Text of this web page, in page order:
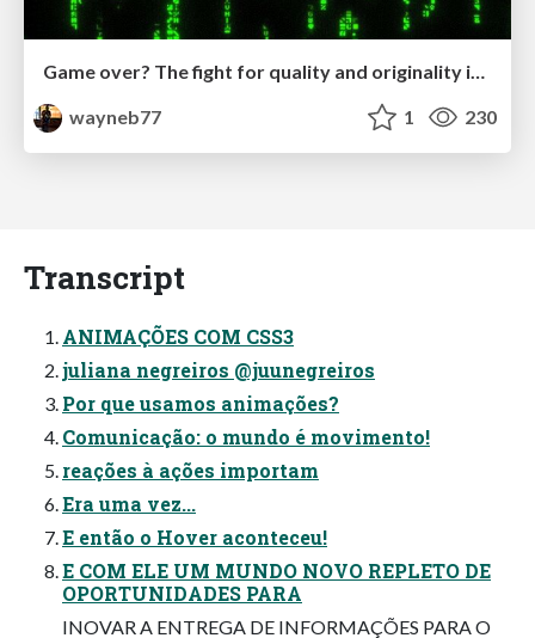
wayneb77
1 230
Transcript
ANIMAÇÕES COM CSS3
juliana negreiros @juunegreiros
Por que usamos animações?
Comunicação: o mundo é movimento!
reações à ações importam
Era uma vez...
E então o Hover aconteceu!
E COM ELE UM MUNDO NOVO REPLETO DE
OPORTUNIDADES PARA
INOVAR A ENTREGA DE INFORMAÇÕES PARA O